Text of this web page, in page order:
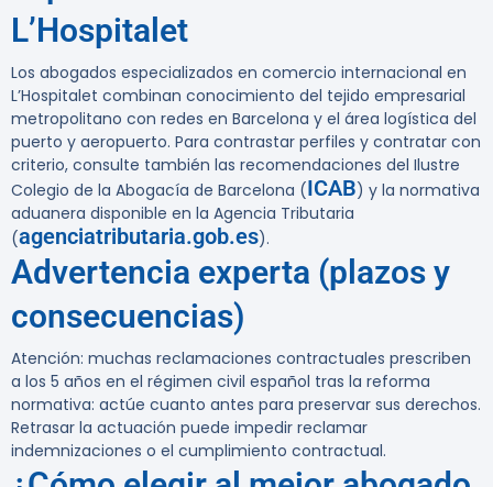
L’Hospitalet
Los abogados especializados en comercio internacional en
L’Hospitalet combinan conocimiento del tejido empresarial
metropolitano con redes en Barcelona y el área logística del
puerto y aeropuerto. Para contrastar perfiles y contratar con
criterio, consulte también las recomendaciones del Ilustre
Colegio de la Abogacía de Barcelona (ICAB) y la normativa
aduanera disponible en la Agencia Tributaria
(agenciatributaria.gob.es).
Advertencia experta (plazos y
consecuencias)
Atención: muchas reclamaciones contractuales prescriben
a los 5 años en el régimen civil español tras la reforma
normativa: actúe cuanto antes para preservar sus derechos.
Retrasar la actuación puede impedir reclamar
indemnizaciones o el cumplimiento contractual.